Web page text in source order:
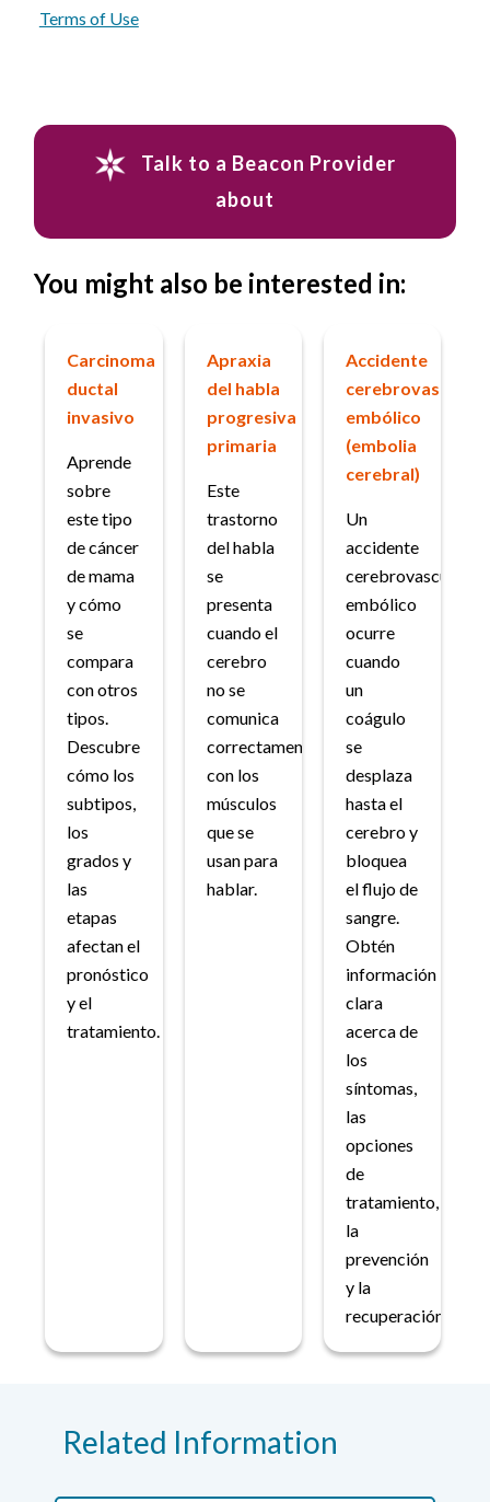
Terms of Use
Talk to a Beacon Provider
about
You might also be interested in:
Carcinoma
ductal
invasivo
Aprende
sobre
este tipo
de cáncer
de mama
y cómo
se
compara
con otros
tipos.
Descubre
cómo los
subtipos,
los
grados y
las
etapas
afectan el
pronóstico
y el
tratamiento.
Apraxia
del habla
progresiva
primaria
Este
trastorno
del habla
se
presenta
cuando el
cerebro
no se
comunica
correctamente
con los
músculos
que se
usan para
hablar.
Accidente
cerebrovascular
embólico
(embolia
cerebral)
Un
accidente
cerebrovascular
embólico
ocurre
cuando
un
coágulo
se
desplaza
hasta el
cerebro y
bloquea
el flujo de
sangre.
Obtén
información
clara
acerca de
los
síntomas,
las
opciones
de
tratamiento,
la
prevención
y la
recuperación.
Related Information